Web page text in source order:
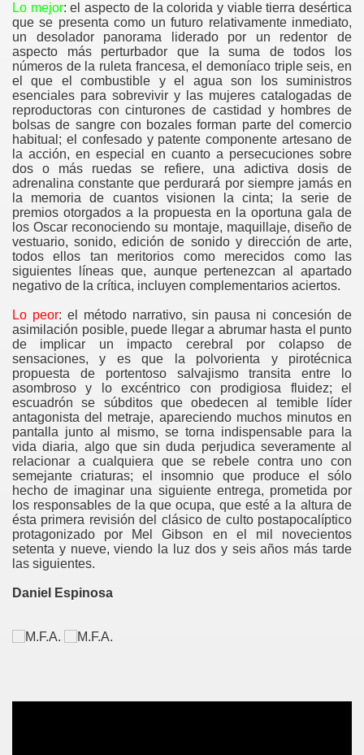
Lo mejor: el aspecto de la colorida y viable tierra desértica
que se presenta como un futuro relativamente inmediato,
un desolador panorama liderado por un redentor de
aspecto más perturbador que la suma de todos los
números de la ruleta francesa, el demoníaco triple seis, en
el que el combustible y el agua son los suministros
esenciales para sobrevivir y las mujeres catalogadas de
reproductoras con cinturones de castidad y hombres de
bolsas de sangre con bozales forman parte del comercio
habitual; el confesado y patente componente artesano de
la acción, en especial en cuanto a persecuciones sobre
dos o más ruedas se refiere, una adictiva dosis de
adrenalina constante que perdurará por siempre jamás en
la memoria de cuantos visionen la cinta; la serie de
premios otorgados a la propuesta en la oportuna gala de
los Oscar reconociendo su montaje, maquillaje, diseño de
vestuario, sonido, edición de sonido y dirección de arte,
todos ellos tan meritorios como merecidos como las
siguientes líneas que, aunque pertenezcan al apartado
negativo de la crítica, incluyen complementarios aciertos.
Lo peor: el método narrativo, sin pausa ni concesión de
asimilación posible, puede llegar a abrumar hasta el punto
de implicar un impacto cerebral por colapso de
sensaciones, y es que la polvorienta y pirotécnica
propuesta de portentoso salvajismo transita entre lo
asombroso y lo excéntrico con prodigiosa fluidez; el
escuadrón se súbditos que obedecen al temible líder
antagonista del metraje, apareciendo muchos minutos en
pantalla junto al mismo, se torna indispensable para la
vida diaria, algo que sin duda perjudica severamente al
relacionar a cualquiera que se rebele contra uno con
semejante criaturas; el insomnio que produce el sólo
hecho de imaginar una siguiente entrega, prometida por
los responsables de la que ocupa, que esté a la altura de
ésta primera revisión del clásico de culto postapocalíptico
protagonizado por Mel Gibson en el mil novecientos
setenta y nueve, viendo la luz dos y seis años más tarde
las siguientes.
Daniel Espinosa